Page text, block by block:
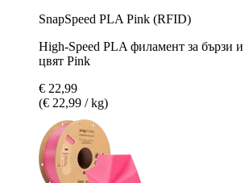
SnapSpeed PLA Pink (RFID)
High-Speed PLA филамент за бързи и
цвят Pink
€ 22,99
(€ 22,99 / kg)